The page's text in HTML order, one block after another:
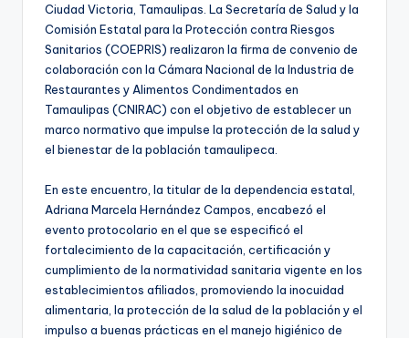
Ciudad Victoria, Tamaulipas. La Secretaría de Salud y la
Comisión Estatal para la Protección contra Riesgos
Sanitarios (COEPRIS) realizaron la firma de convenio de
colaboración con la Cámara Nacional de la Industria de
Restaurantes y Alimentos Condimentados en
Tamaulipas (CNIRAC) con el objetivo de establecer un
marco normativo que impulse la protección de la salud y
el bienestar de la población tamaulipeca.
En este encuentro, la titular de la dependencia estatal,
Adriana Marcela Hernández Campos, encabezó el
evento protocolario en el que se especificó el
fortalecimiento de la capacitación, certificación y
cumplimiento de la normatividad sanitaria vigente en los
establecimientos afiliados, promoviendo la inocuidad
alimentaria, la protección de la salud de la población y el
impulso a buenas prácticas en el manejo higiénico de